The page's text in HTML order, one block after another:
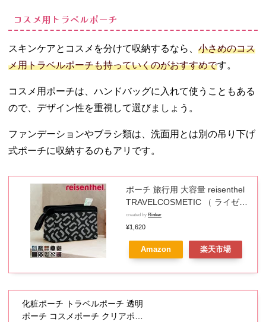
コスメ用トラベルポーチ
スキンケアとコスメを分けて収納するなら、 小さめのコス
メ用トラベルポーチも持っていくのがおすすめです。
コスメ用ポーチは、ハンドバッグに入れて使うこともある
ので、デザイン性を重視して選びましょう。
ファンデーションやブラシ類は、洗面用とは別の吊り下げ
式ポーチに収納するのもアリです。
ポーチ 旅行用 大容量 reisenthel
TRAVELCOSMETIC （ ライゼン
タール トラベルポーチ 化粧ポー
チ 収納 旅行 持ち運び トラベル
小物入れ 化粧品 コスメポーチ 仕
切り 持ち手付き 洗面道具 バッグ
created by Rinker
¥1,620
Amazon 楽天市場
化粧ポーチ トラベルポーチ 透明
ポーチ コスメポーチ クリアポー